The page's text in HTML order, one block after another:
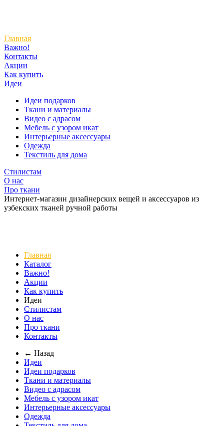
Главная
Важно!
Контакты
Акции
Как купить
Идеи
Идеи подарков
Ткани и материалы
Видео с адрасом
Мебель с узором икат
Интерьерные аксессуары
Одежда
Текстиль для дома
Стилистам
О нас
Про ткани
Интернет-магазин дизайнерских вещей и аксессуаров из
узбекских тканей ручной работы
Главная
Каталог
Важно!
Акции
Как купить
Идеи
Стилистам
О нас
Про ткани
Контакты
← Назад
Идеи
Идеи подарков
Ткани и материалы
Видео с адрасом
Мебель с узором икат
Интерьерные аксессуары
Одежда